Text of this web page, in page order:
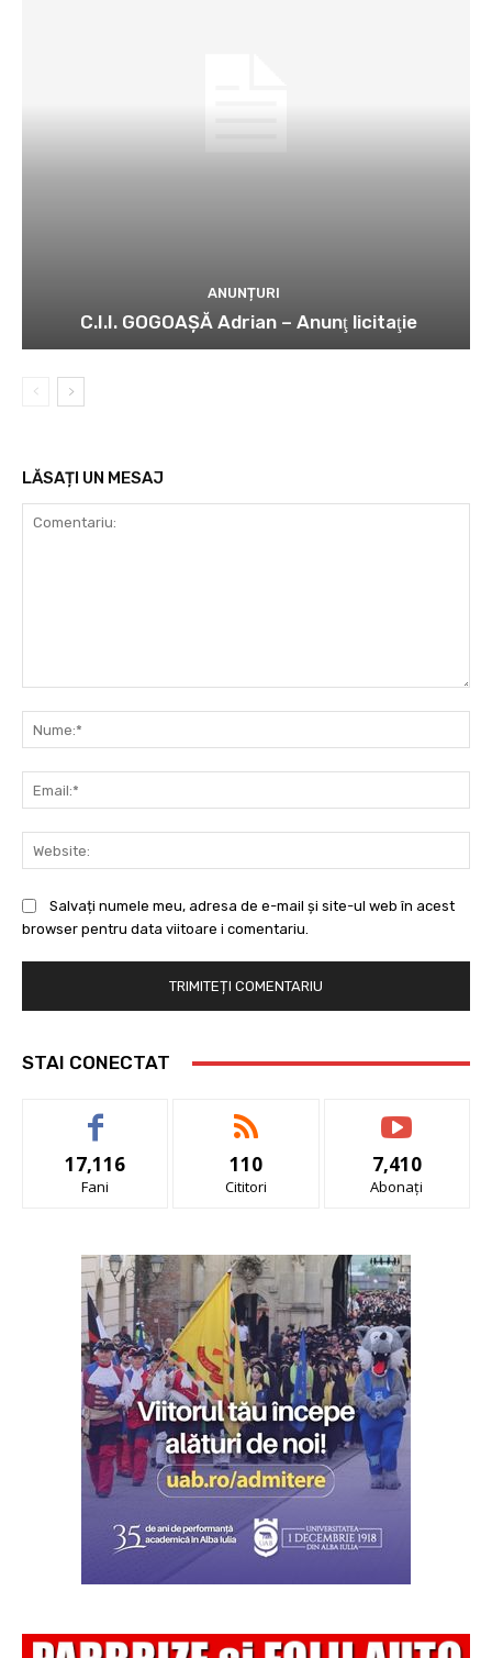
ANUNȚURI
C.I.I. GOGOAŞĂ Adrian – Anunţ licitaţie
LĂSAȚI UN MESAJ
Salvați numele meu, adresa de e-mail și site-ul web în acest
browser pentru data viitoare i comentariu.
STAI CONECTAT
17,116
Fani
110
Cititori
7,410
Abonați